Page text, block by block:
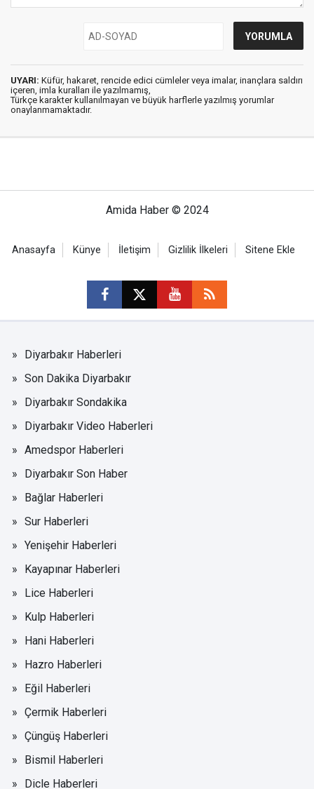
UYARI: Küfür, hakaret, rencide edici cümleler veya imalar, inançlara saldırı
içeren, imla kuralları ile yazılmamış,
Türkçe karakter kullanılmayan ve büyük harflerle yazılmış yorumlar
onaylanmamaktadır.
Amida Haber © 2024
Anasayfa Künye İletişim Gizlilik İlkeleri Sitene Ekle
Diyarbakır Haberleri
Son Dakika Diyarbakır
Diyarbakır Sondakika
Diyarbakır Video Haberleri
Amedspor Haberleri
Diyarbakır Son Haber
Bağlar Haberleri
Sur Haberleri
Yenişehir Haberleri
Kayapınar Haberleri
Lice Haberleri
Kulp Haberleri
Hani Haberleri
Hazro Haberleri
Eğil Haberleri
Çermik Haberleri
Çüngüş Haberleri
Bismil Haberleri
Dicle Haberleri